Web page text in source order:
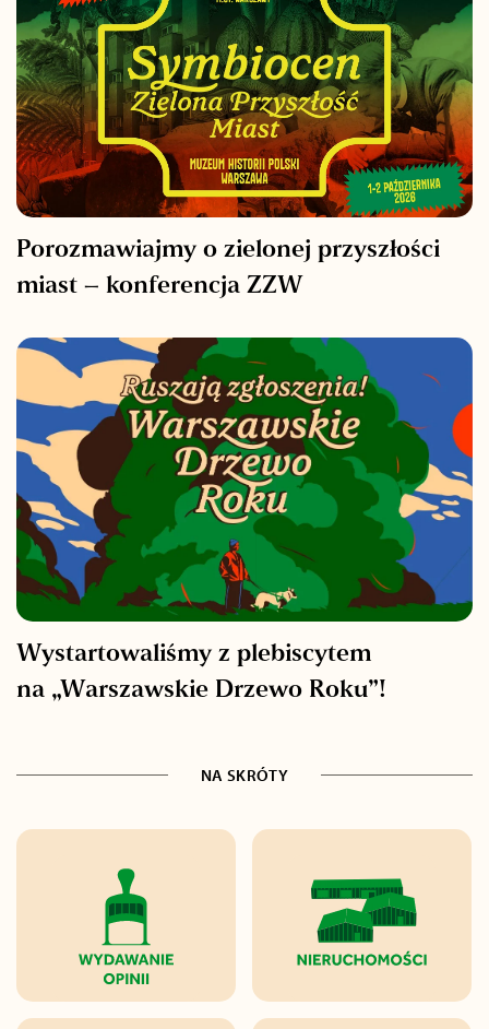
Porozmawiajmy o zielonej przyszłości
miast – konferencja ZZW
Wystartowaliśmy z plebiscytem
na „Warszawskie Drzewo Roku”!
NA SKRÓTY